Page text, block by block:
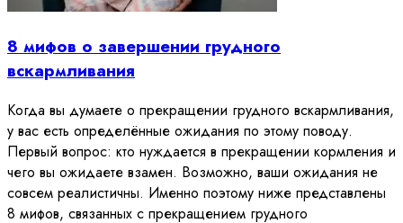
8 мифов о завершении грудного
вскармливания
Когда вы думаете о прекращении грудного вскармливания,
у вас есть определённые ожидания по этому поводу.
Первый вопрос: кто нуждается в прекращении кормления и
чего вы ожидаете взамен. Возможно, ваши ожидания не
совсем реалистичны. Именно поэтому ниже представлены
8 мифов, связанных с прекращением грудного